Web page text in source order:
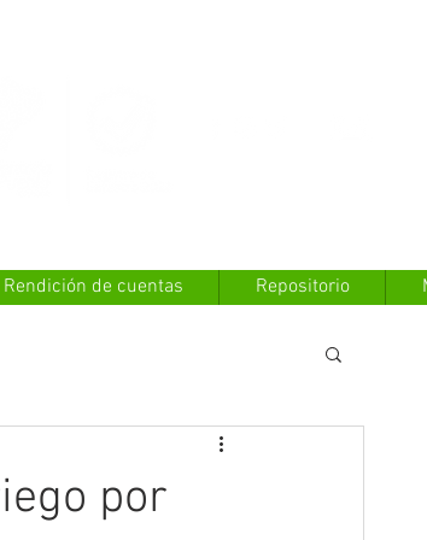
Rendición de cuentas Repositorio
por